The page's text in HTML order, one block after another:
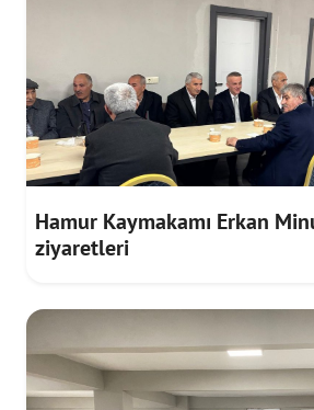
Hamur Kaymakamı Erkan
ziyaretleri